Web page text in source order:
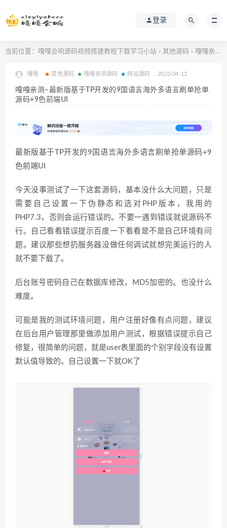
登录
当前位置： 嘎嘎会响源码视频搭建教程下载学习小站 > 其他源码 > 嘎嘎亲测–最新版基于TP开发的9国语言海外多语言刷单抢单源码+9色前端UI
嘎嘎 其他源码 嘎嘎亲测源码 网站源码 2023-04-12
嘎嘎亲测–最新版基于TP开发的9国语言海外多语言刷单抢单
源码+9色前端UI
最新版基于TP开发的9国语言海外多语言刷单抢单源码+9
色前端UI
今天没事测试了一下这套源码，基本没什么大问题，只是
需要自己设置一下伪静态和选对PHP版本，我用的
PHP7.3，否则会运行错误的。不要一遇到错误就说源码不
行。自己看看错误提示百度一下看看是不是自己环境有问
题。建议那些想扔服务器没做任何调试就想完美运行的人
就不要下载了。
后台账号密码自己在数据库修改，MD5加密的。也没什么
难度。
可能是我的测试环境问题，用户注册好像有点问题，建议
在后台用户管理那里做添加用户测试，根据错误提示自己
修复，很简单的问题，就是user表里面的个别字段没有设置
默认值导致的。自己设置一下就OK了